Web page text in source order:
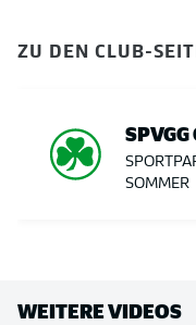
ZU DEN CLUB-
SOMMER
WEITERE VIDEOS